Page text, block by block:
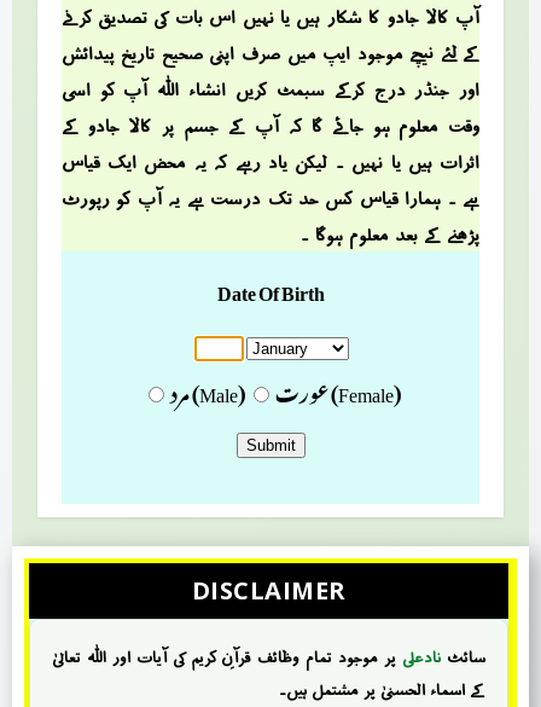
آپ کالا جادو کا شکار ہیں یا نہیں اس بات کی تصدیق کرنے
کے لئے نیچے موجود ایپ میں صرف اپنی صحیح تاریخ پیدائش
اور جنڈر درج کرکے سبمٹ کریں انشاء اللہ آپ کو اسی
وقت معلوم ہو جائے گا کہ آپ کے جسم پر کالا جادو کے
اثرات ہیں یا نہیں ۔ لیکن یاد رہے کہ یہ محض ایک قیاس
ہے ۔ ہمارا قیاس کس حد تک درست ہے یہ آپ کو رپورٹ
پڑھنے کے بعد معلوم ہوگا ۔
DISCLAIMER
سائٹ نادعلی پر موجود تمام وظائف قرآنِ کریم کی آیات اور اللہ تعالیٰ
کے اسماء الحسنیٰ پر مشتمل ہیں۔